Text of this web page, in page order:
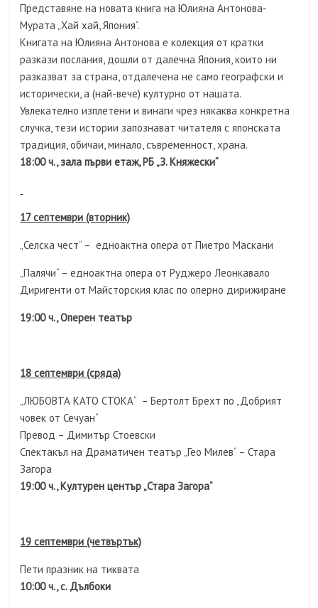
Представяне на новата книга на Юлияна Антонова-
Мурата „Хай хай, Япония“.
Книгата на Юлияна Антонова е колекция от кратки
разкази послания, дошли от далечна Япония, които ни
разказват за страна, отдалечена не само географски и
исторически, а (най-вече) културно от нашата.
Увлекателно изплетени и винаги чрез някаква конкретна
случка, тези истории запознават читателя с японската
традиция, обичаи, минало, съвременност, храна.
18:00 ч., зала първи етаж, РБ „З. Княжески“
17 септември (вторник)
„Селска чест“ – едноактна опера от Пиетро Маскани
„Палячи“ – едноактна опера от Руджеро Леонкавало
Диригенти от Майсторския клас по оперно дирижиране
19:00 ч., Оперен театър
18 септември (сряда)
„ЛЮБОВТА КАТО СТОКА“ – Бертолт Брехт по „Добрият
човек от Сечуан“
Превод – Димитър Стоевски
Спектакъл на Драматичен театър „Гео Милев“ – Стара
Загора
19:00 ч., Културен център „Стара Загора“
19 септември (четвъртък)
Пети празник на тиквата
10:00 ч., с. Дълбоки